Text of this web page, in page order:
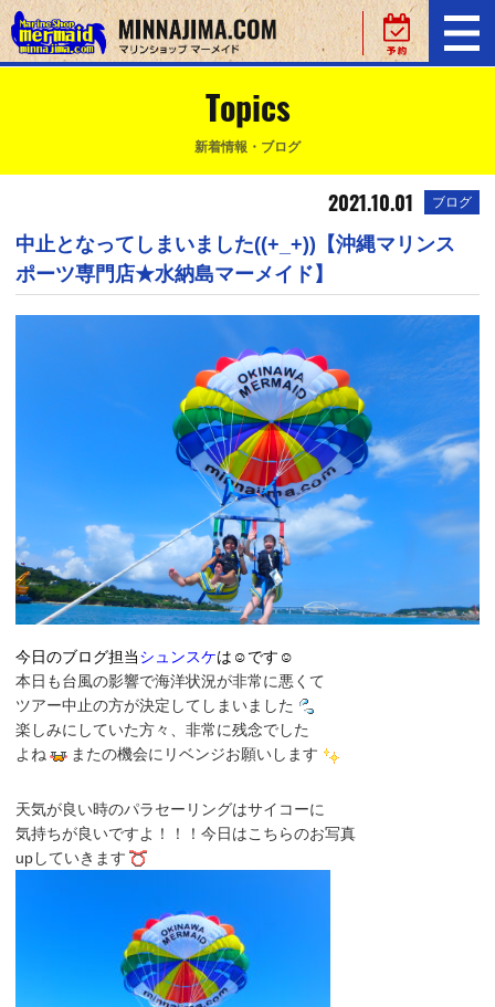
Topics
新着情報・ブログ
2021.10.01 ブログ
中止となってしまいました((+_+))【沖縄マリンス
ポーツ専門店★水納島マーメイド】
今日のブログ担当シュンスケは☺です☺
本日も台風の影響で海洋状況が非常に悪くて
ツアー中止の方が決定してしまいました
楽しみにしていた方々、非常に残念でした
よね
またの機会にリベンジお願いします
天気が良い時のパラセーリングはサイコーに
気持ちが良いですよ！！！今日はこちらのお写真
upしていきます